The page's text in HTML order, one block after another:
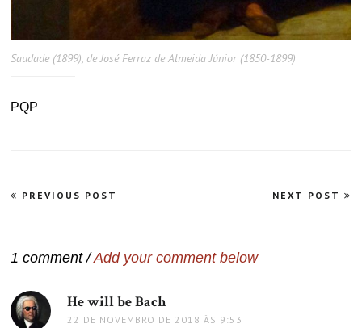
Saudade (1899), de José Ferraz de Almeida Júnior (1850-1899)
PQP
Navegação
de
PREVIOUS POST NEXT POST
1 comment /Add your comment below
He will be Bachdisse:
22 DE NOVEMBRO DE 2018 ÀS 9:53